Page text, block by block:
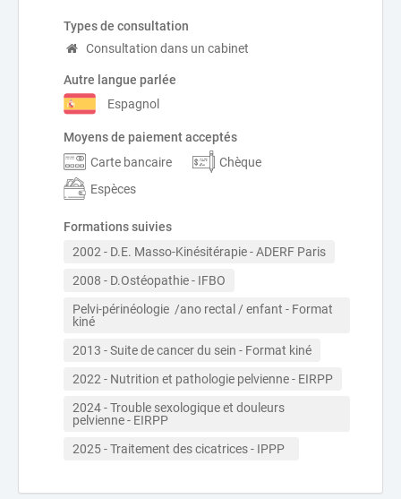
Types de consultation
Consultation dans un cabinet
Autre langue parlée
Espagnol
Moyens de paiement acceptés
Carte bancaire
Chèque
Espèces
Formations suivies
2002 - D.E. Masso-Kinésitérapie - ADERF Paris
2008 - D.Ostéopathie - IFBO
Pelvi-périnéologie  /ano rectal / enfant - Format
kiné
2013 - Suite de cancer du sein - Format kiné
2022 - Nutrition et pathologie pelvienne - EIRPP
2024 - Trouble sexologique et douleurs
pelvienne - EIRPP
2025 - Traitement des cicatrices - IPPP